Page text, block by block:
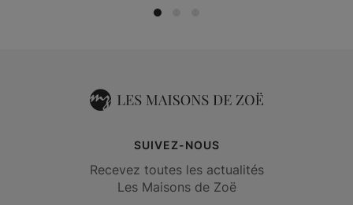
SUIVEZ-NOUS
Recevez toutes les actualités
Les Maisons de Zoë